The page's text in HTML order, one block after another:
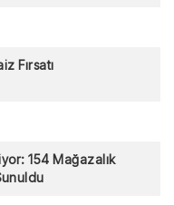
Fırsatı
154 Mağazalık